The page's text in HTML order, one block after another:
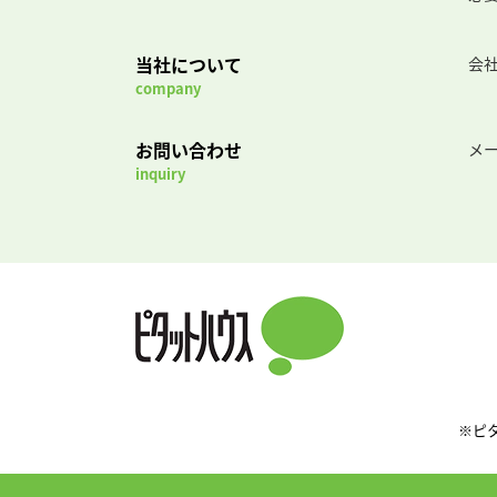
当社について
company
会
お問い合わせ
inquiry
メ
※ピ